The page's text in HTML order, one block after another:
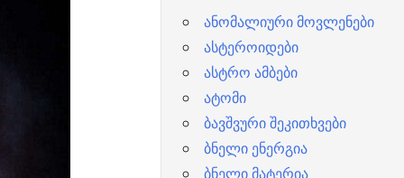
ანომალიური მოვლენები
ასტეროიდები
ასტრო ამბები
ატომი
ბავშვური შეკითხვები
ბნელი ენერგია
ბნელი მატერია